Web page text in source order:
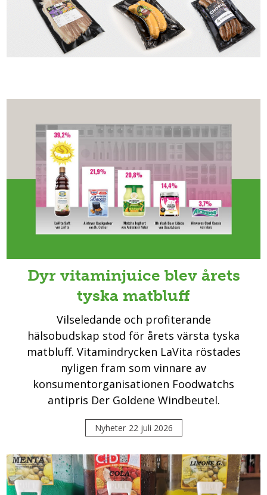
Dyr vitaminjuice blev årets
tyska matbluff
Vilseledande och profiterande
hälsobudskap stod för årets värsta tyska
matbluff. Vitamindrycken LaVita röstades
nyligen fram som vinnare av
konsumentorganisationen Foodwatchs
antipris Der Goldene Windbeutel.
Nyheter 22 juli 2026